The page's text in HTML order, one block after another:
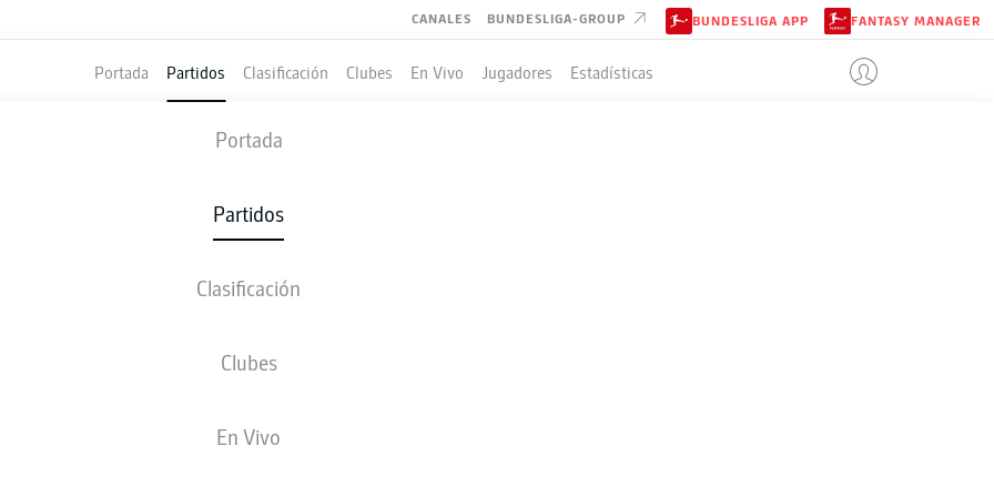
CANALES BUNDESLIGA-GROUP BUNDESLIGA APP FANTASY MANAGER
Portada Partidos Clasificación Clubes En Vivo Jugadores Estadísticas
Portada
Partidos
Clasificación
Clubes
En Vivo
COLOGNE - MAINZ
0 0
ALINEACIONES ESTADÍSTICAS
F. Willenborg